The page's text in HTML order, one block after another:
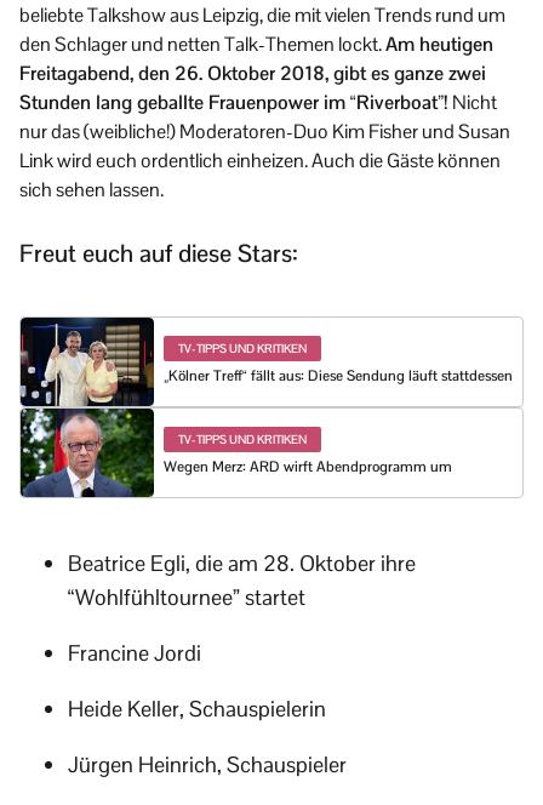
beliebte Talkshow aus Leipzig, die mit vielen Trends rund um
den Schlager und netten Talk-Themen lockt.Am heutigen
Freitagabend, den 26. Oktober 2018, gibt es ganze zwei
Stunden lang geballte Frauenpower im “Riverboat”! Nicht
nur das (weibliche!) Moderatoren-Duo Kim Fisher und Susan
Link wird euch ordentlich einheizen. Auch die Gäste können
sich sehen lassen.
Freut euch auf diese Stars:
TV-TIPPS UND KRITIKEN
„Kölner Treff“ fällt aus: Diese Sendung läuft stattdessen
TV-TIPPS UND KRITIKEN
Wegen Merz: ARD wirft Abendprogramm um
Beatrice Egli, die am 28. Oktober ihre
“Wohlfühltournee” startet
Francine Jordi
Heide Keller, Schauspielerin
Jürgen Heinrich, Schauspieler